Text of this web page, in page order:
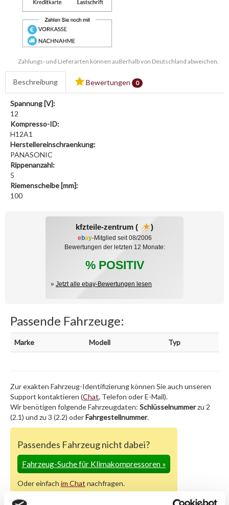
Zahlungs- und Lieferarten können außerhalb von Deutschland abweichen.
Beschreibung Bewertungen 0
Spannung [V]:
12
Kompresso-ID:
H12A1
Herstellereinschraenkung:
PANASONIC
Rippenanzahl:
5
Riemenscheibe [mm]:
100
kfzteile-zentrum ( )
ebay-Mitglied seit 08/2006
Bewertungen der letzten 12 Monate:
% POSITIV
» Jetzt alle ebay-Bewertungen lesen
Passende Fahrzeuge:
Marke Modell Typ
Zur exakten Fahrzeug-Identifizierung können Sie auch unseren
Support kontaktieren (Chat, Telefon oder E-Mail).
Wir benötigen folgende Fahrzeugdaten: Schlüsselnummerzu 2
(2.1) und zu 3 (2.2) oderFahrgestellnummer.
Passendes Fahrzeug nicht dabei?
Fahrzeug-Suche für Klimakompressoren»
Oder einfach im Chat nachfragen.